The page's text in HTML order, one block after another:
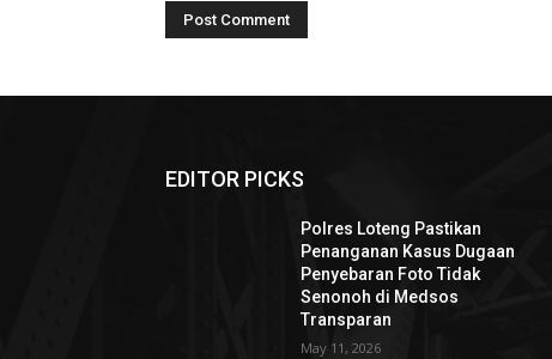
EDITOR PICKS
Polres Loteng Pastikan
Penanganan Kasus Dugaan
Penyebaran Foto Tidak
Senonoh di Medsos
Transparan
May 11, 2026